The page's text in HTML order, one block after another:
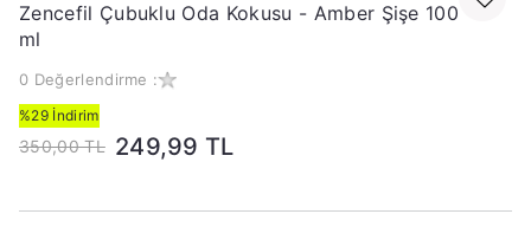
Zencefil Çubuklu Oda Kokusu - Amber Şişe 100
ml
0 Değerlendirme :
%29 İndirim
350,00 TL 249,99 TL